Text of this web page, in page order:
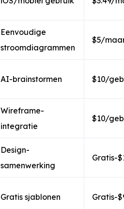
Eenvoudige
stroomdiagrammen
$5/
AI-brainstormen $10/
Wireframe-
integratie
$10/
Design-
samenwerking
Gratis-
Gratis sjablonen Gratis-